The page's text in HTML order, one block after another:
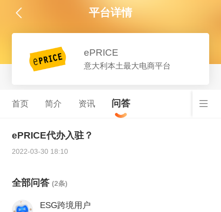
平台详情
ePRICE
意大利本土最大电商平台
首页 简介 资讯 问答
ePRICE代办入驻？
2022-03-30 18:10
全部问答 (2条)
ESG跨境用户